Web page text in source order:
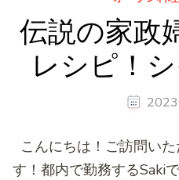
伝説の家政
レシピ！
こんにちは！ご訪問い
す！都内で勤務するSaki